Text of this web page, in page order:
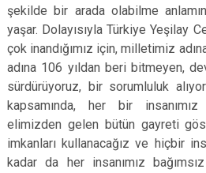
şekilde bir arada olabilme
yaşar. Dolayısıyla Türkiye Yeşilay
çok inandığımız için, milletimiz
adına 106 yıldan beri bitmeyen,
sürdürüyoruz, bir sorumluluk
kapsamında, her bir
elimizden gelen bütün gayreti
imkanları kullanacağız ve hiçbir
kadar da her insanımız